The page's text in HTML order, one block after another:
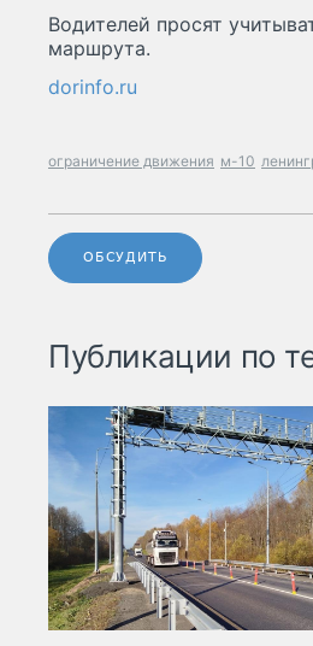
Водителей просят
маршрута.
dorinfo.ru
ограничение движения м-10
ОБСУДИТЬ
Публикации по